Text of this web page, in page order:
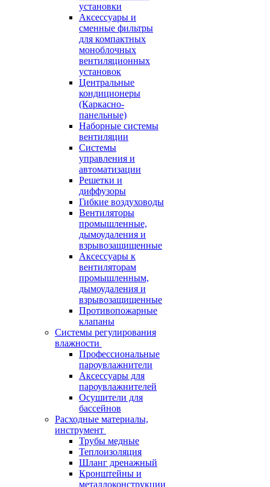
установки
Аксессуары и
сменные фильтры
для компактных
моноблочных
вентиляционных
установок
Центральные
кондиционеры
(Каркасно-
панельные)
Наборные системы
вентиляции
Системы
управления и
автоматизации
Решетки и
диффузоры
Гибкие воздуховоды
Вентиляторы
промышленные,
дымоудаления и
взрывозащищенные
Аксессуары к
вентиляторам
промышленным,
дымоудаления и
взрывозащищенные
Противопожарные
клапаны
Системы регулирования
влажности
Профессиональные
пароувлажнители
Аксессуары для
пароувлажнителей
Осушители для
бассейнов
Расходные материалы,
инструмент
Трубы медные
Теплоизоляция
Шланг дренажный
Кронштейны и
металлоконструкции